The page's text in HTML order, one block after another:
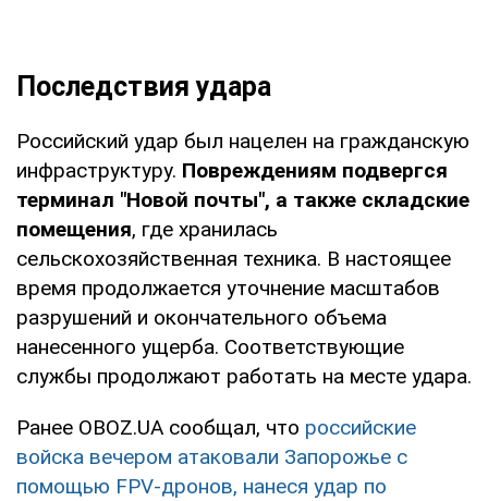
Последствия удара
Российский удар был нацелен на гражданскую
инфраструктуру. Повреждениям подвергся
терминал "Новой почты", а также складские
помещения, где хранилась
сельскохозяйственная техника. В настоящее
время продолжается уточнение масштабов
разрушений и окончательного объема
нанесенного ущерба. Соответствующие
службы продолжают работать на месте удара.
Ранее OBOZ.UA сообщал, что российские
войска вечером атаковали Запорожье с
помощью FPV-дронов, нанеся удар по